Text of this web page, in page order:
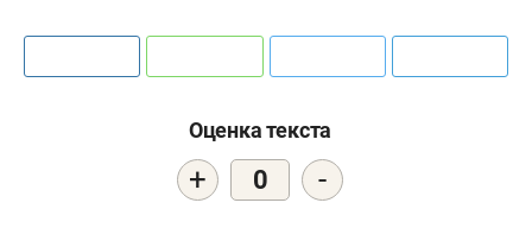
Оценка текста
+ 0 -